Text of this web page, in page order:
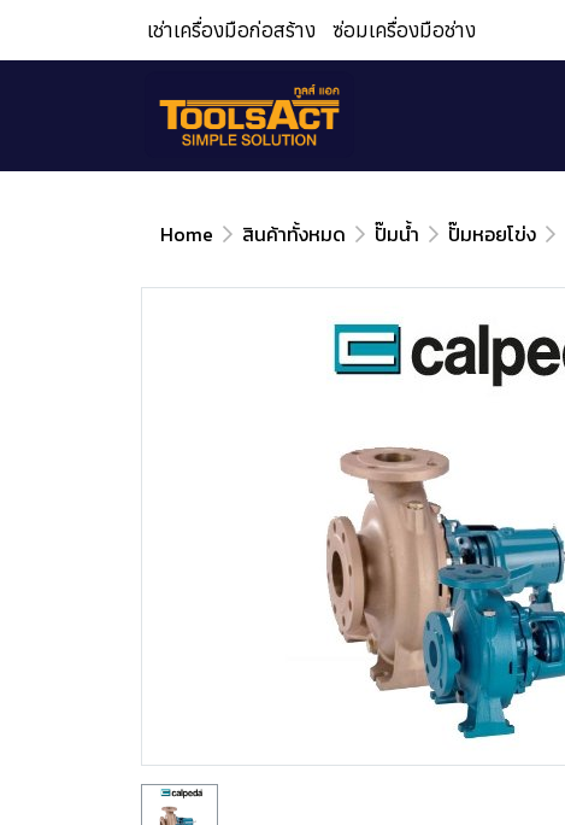
เช่าเครื่องมือก่อสร้าง ซ่อมเครื่องมือช่าง
Home สินค้าทั้งหมด ปั๊มน้ำ ปั๊มหอยโข่ง